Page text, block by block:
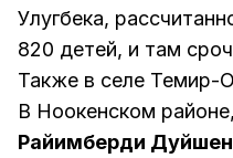
Улугбека,
820 детей, и там
Также в селе Темир-
В Ноокенском
Райимберди